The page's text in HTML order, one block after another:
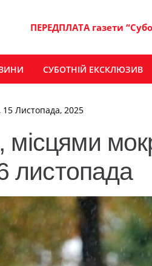
ПЕРЕДПЛАТА газети
СУБОТНІЙ ЕКСКЛЮЗИВ
15 Листопада, 2025
листопада